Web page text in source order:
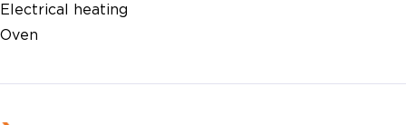
Electrical heating
Oven